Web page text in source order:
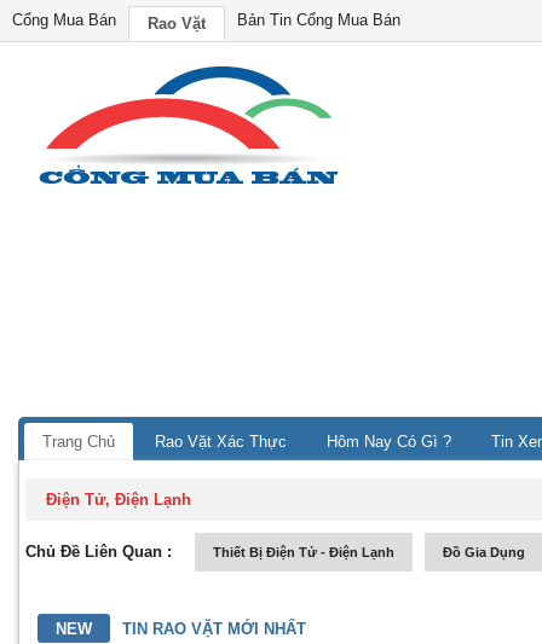
Cổng Mua Bán Rao Vặt Bản Tin Cổng Mua Bán
Trang Chủ Rao Vặt Xác Thực Hôm Nay Có Gì ? Tin
Điện Tử, Điện Lạnh
Chủ Đề Liên Quan : Thiết Bị Điện Tử - Điện Lạnh Đồ Gia Dụng
NEW TIN RAO VẶT MỚI NHẤT